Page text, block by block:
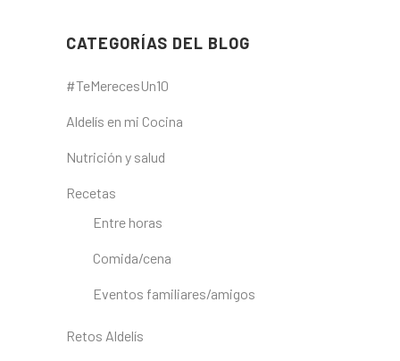
CATEGORÍAS DEL BLOG
#TeMerecesUn10
Aldelís en mi Cocina
Nutrición y salud
Recetas
Entre horas
Comida/cena
Eventos familiares/amigos
Retos Aldelís